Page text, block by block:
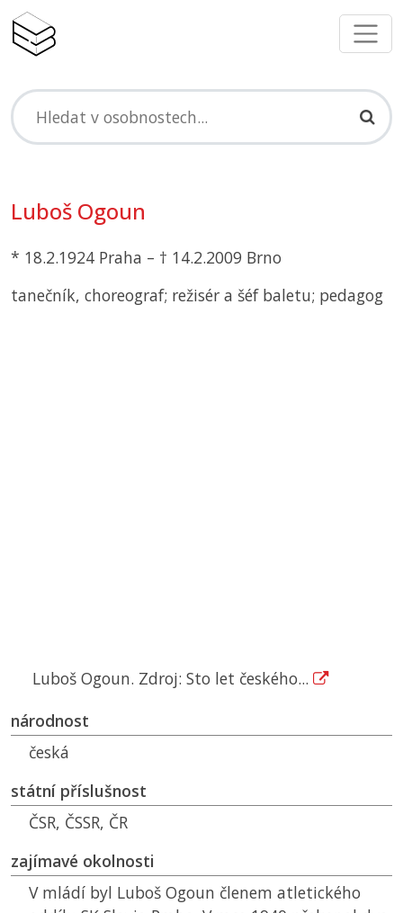
Luboš Ogoun
* 18.2.1924 Praha – † 14.2.2009 Brno
tanečník, choreograf; režisér a šéf baletu; pedagog
Luboš Ogoun. Zdroj: Sto let českého...
národnost
česká
státní příslušnost
ČSR, ČSSR, ČR
zajímavé okolnosti
V mládí byl Luboš Ogoun členem atletického